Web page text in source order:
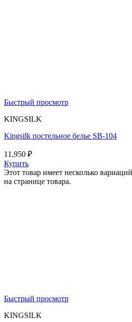
Быстрый просмотр
KINGSILK
Kingsilk постельное белье SB-104
11,950 ₽
Купить
Этот товар имеет несколько
на странице товара.
Быстрый просмотр
KINGSILK